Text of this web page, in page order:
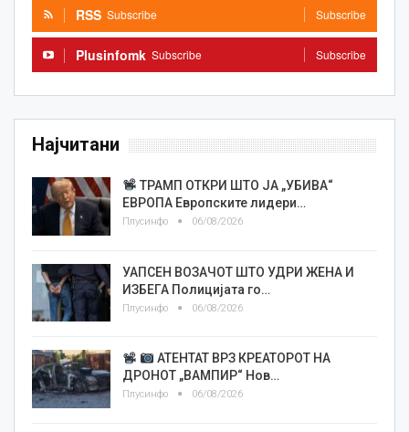
RSS Subscribe Subscribe
Plusinfomk Subscribe Subscribe
Најчитани
ТРАМП ОТКРИ ШТО ЈА „УБИВА“
ЕВРОПА Европските лидери…
Плусинфо 06/08/2026
УАПСЕН ВОЗАЧОТ ШТО УДРИ ЖЕНА И
ИЗБЕГА Полицијата го…
Плусинфо 06/08/2026
АТЕНТАТ ВРЗ КРЕАТОРОТ НА
ДРОНОТ „ВАМПИР“ Нов…
Плусинфо 06/08/2026